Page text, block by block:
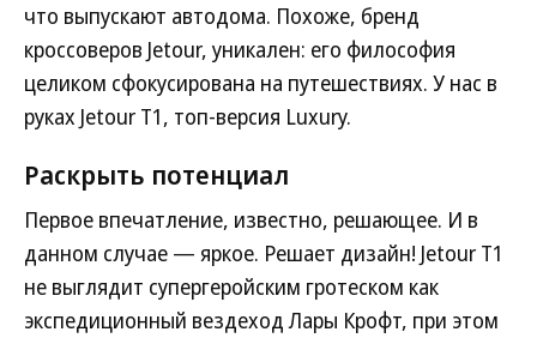
что выпускают автодома. Похоже, бренд
кроссоверов Jetour, уникален: его философия
целиком сфокусирована на путешествиях. У нас в
руках Jetour T1, топ-версия Luxury.
Раскрыть потенциал
Первое впечатление, известно, решающее. И в
данном случае — яркое. Решает дизайн! Jetour T1
не выглядит супергеройским гротеском как
экспедиционный вездеход Лары Крофт, при этом